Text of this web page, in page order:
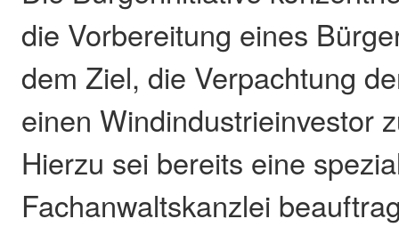
die Vorbereitung eines
dem Ziel, die Verpachtung
einen Windindustrieinvestor
Hierzu sei bereits eine
Fachanwaltskanzlei